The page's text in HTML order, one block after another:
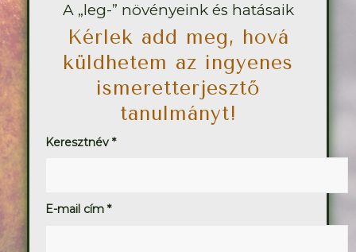
A „leg-” növényeink és hatásaik
Kérlek add meg, hová
küldhetem az ingyenes
ismeretterjesztő
tanulmányt!
Keresztnév *
E-mail cím *